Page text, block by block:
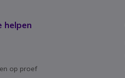
helpen
op proef